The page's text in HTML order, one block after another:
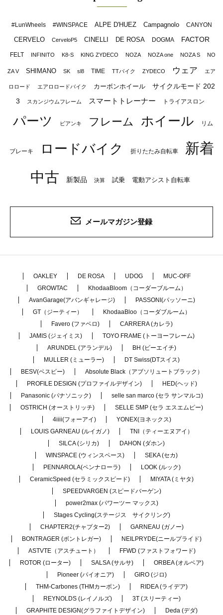
#LunWheels #WINSPACE ALPE D'HUEZ Campagnolo CANYON
CERVELO CerveloP5 CINELLI DE ROSA DOGMA FACTOR
FELT INFINITO K8-S KING ZYDECO NOZA NOZA one NOZA S NO
ZA V SHIMANO SK sl8 TIME TTバイク ZYDECO ウェア エア
ロロード エアロロードバイク カーボンホイール
サイクルモード 202
3
スカンジウムフレーム スマートトレーナー トライアスロン
パーツ ビアンキ フレーム ホイール リム
ブレーキ ロードバイク 折りたたみ自転車
新着
中古
新製品 決算 試乗 電動アシスト自転車
メールマガジン登録
OAKLEY DE ROSA UDOG
MUC-OFF
GROWTAC
KhodaaBloom（コーダーブルーム）
AvanGarage(アバンギャレージ)
PASSONI(パッソーニ)
GT（ジーティー）
KhodaaBloo（コーダブルーム）
Favero (ファベロ)
CARRERA (カレラ)
JAMIS (ジェイミス)
TOYO FRAME (トーヨーフレーム)
ARUNDEL (アランデル)
BH (ビーエイチ)
MULLER (ミューラー)
DT Swiss(DTスイス)
BESV(ベスビー)
Absolute Black（アブソリュートブラック）
PROFILE DESIGN (プロファイルデザイン)
HED(ヘッド)
Panasonic (パナソニック)
selle san marco (セラ サンマルコ)
OSTRICH (オーストリッチ)
SELLE SMP (セラ エスエムピー)
4iiii(フォーアイ)
YONEX(ヨネックス)
LOUIS GARNEAU (ルイガノ)
TNI（ティーエヌアイ）
SILCA (シリカ)
DAHON (ダホン)
WINSPACE (ウィンスペース)
SEKA (セカ)
PENNAROLA(ペンナローラ)
LOOK (ルック)
CeramicSpeed (セラミックスピード)
MIYATA (ミヤタ)
SPEEDVARGEN (スピードバーゲン)
power2max (パワーツー マックス)
Stages Cycling(ステージス サイクリング)
CHAPTER2(チャプター2)
GARNEAU (ガノー)
BONTRAGER (ボントレガー)
NEILPRYDE(ニールプライド)
ASTVTE（アスチュート）
FFWD (ファストフォワード)
ROTOR (ローター)
SALSA (サルサ)
ORBEA (オルベア)
Pioneer (パイオニア)
GIRO (ジロ)
THM-Carbones (THMカーボン)
RIDEA (ライデア)
REYNOLDS (レイノルズ)
3T (スリーティー)
GRAPHITE DESIGN(グラファイトデザイン)
Deda (デダ)